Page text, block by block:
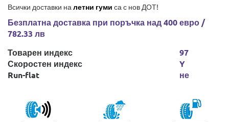
Всички доставки на летни гуми са с нов ДОТ!
Безплатна доставка при поръчка над 400 евро /
782.33 лв
Товарен индекс
Скоростен индекс
Run-flat
97
Y
не